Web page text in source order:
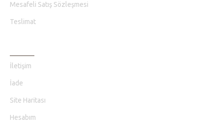
Mesafeli Satış Sözleşmesi
Teslimat
İletişim
İade
Site Haritası
Hesabım